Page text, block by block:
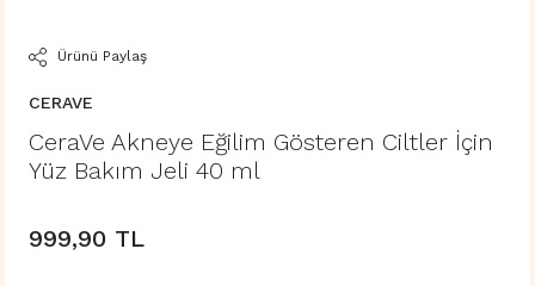
Ürünü Paylaş
CERAVE
CeraVe Akneye Eğilim Gösteren Ciltler İçin
Yüz Bakım Jeli 40 ml
999,90 TL